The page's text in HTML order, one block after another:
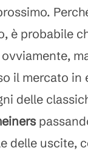
è probabile
il mercato in
delle
delle uscite,